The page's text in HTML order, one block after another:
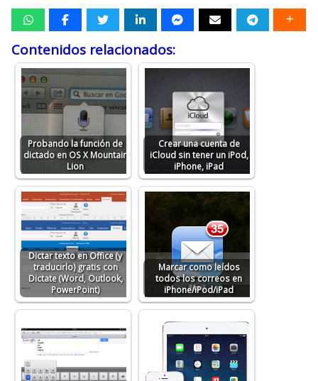
Contenidos relacionados:
Probando la función de
dictado en OS X Mountain
Lion
Crear una cuenta de
iCloud sin tener un iPod,
iPhone, iPad
Dictar texto en Office (y
traducirlo) gratis con
Dictate (Word, Outlook,
PowerPoint)
Marcar como leídos
todos los correos en
iPhone/iPod/iPad